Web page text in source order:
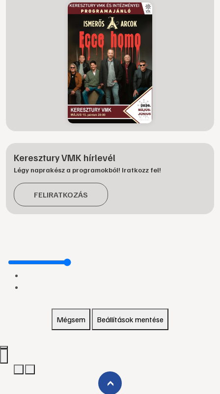
Keresztury VMK hírlevél
Légy naprakész a programokból! Iratkozz fel!
FELIRATKOZÁS
Mégsem Beállítások mentése
›